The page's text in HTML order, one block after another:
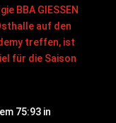
BBA GIESSEN
auf den
treffen, ist
für die Saison
75:93 in